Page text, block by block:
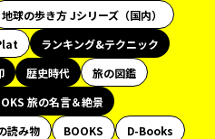
地球の歩き方 Jシリーズ（国内）
ランキング&テクニック
歴史時代
旅の図鑑
旅の名言＆絶景
読み物 BOOKS
D-Books